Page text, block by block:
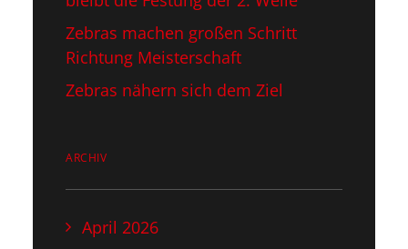
Zebras machen großen Schritt
Richtung Meisterschaft
Zebras nähern sich dem Ziel
ARCHIV
April 2026